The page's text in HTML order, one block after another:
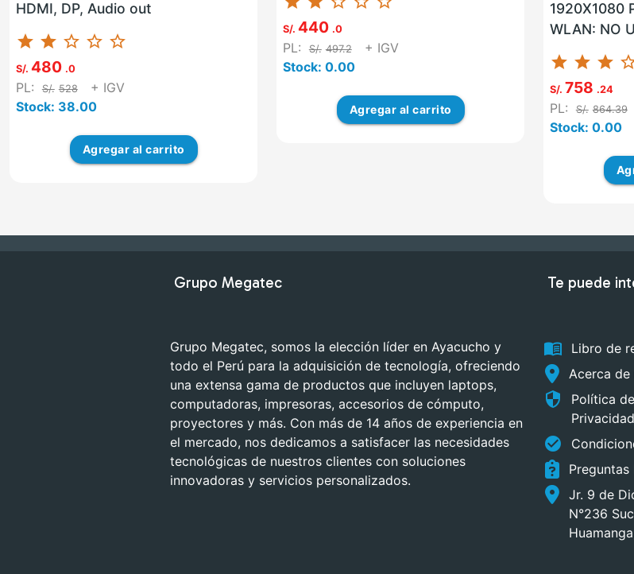
HDMI, DP, Audio out
star star star_border star_border star_border
S/. 480 .0
PL: S/. 528
+ IGV
Stock: 38.00
Agregar al carrito
S/. 440 .0
PL: S/. 497.2
+ IGV
Stock: 0.00
Agregar al carrito
1920X1080
WLAN: NO
UNIDAD
star star star
S/. 758 .24
PL: S/. 864.39
Stock: 0.00
Grupo Megatec
Grupo Megatec, somos la elección líder en Ayacucho y
todo el Perú para la adquisición de tecnología, ofreciendo
una extensa gama de productos que incluyen laptops,
computadoras, impresoras, accesorios de cómputo,
proyectores y más. Con más de 14 años de experiencia en
el mercado, nos dedicamos a satisfacer las necesidades
tecnológicas de nuestros clientes con soluciones
innovadoras y servicios personalizados.
Te puede
menu_book
Libro de
Acerca
security
Política de
Privacidad
check_circle
Preguntas
Jr. 9 de
N°236